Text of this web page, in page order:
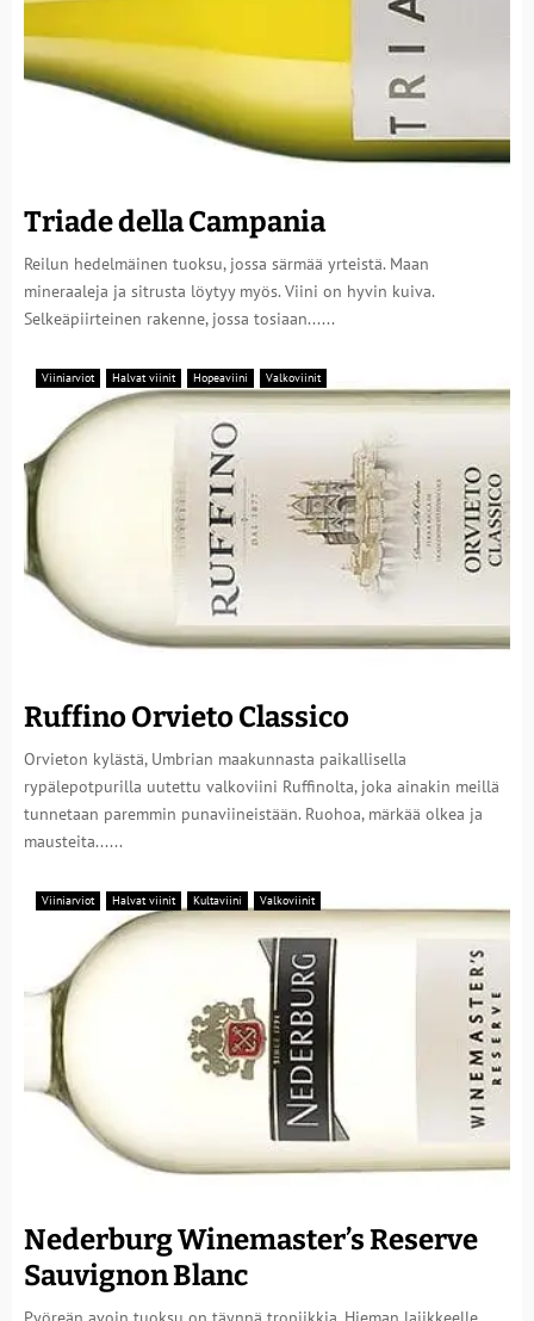
Triade della Campania
Reilun hedelmäinen tuoksu, jossa särmää yrteistä. Maan
mineraaleja ja sitrusta löytyy myös. Viini on hyvin kuiva.
Selkeäpiirteinen rakenne, jossa tosiaan......
Viiniarviot Halvat viinit Hopeaviini Valkoviinit
Ruffino Orvieto Classico
Orvieton kylästä, Umbrian maakunnasta paikallisella
rypälepotpurilla uutettu valkoviini Ruffinolta, joka ainakin meillä
tunnetaan paremmin punaviineistään. Ruohoa, märkää olkea ja
mausteita......
Viiniarviot Halvat viinit Kultaviini Valkoviinit
Nederburg Winemaster’s Reserve
Sauvignon Blanc